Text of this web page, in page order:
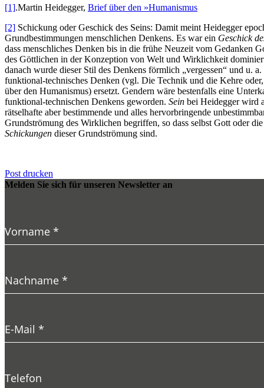
[1].Martin Heidegger, Brief über den »Humanismus
[2] Schickung oder Geschick des Seins: Damit meint Heidegger
Grundbestimmungen menschlichen Denkens. Es war ein Geschick
dass menschliches Denken bis in die frühe Neuzeit vom Gedanken
des Göttlichen in der Konzeption von Welt und Wirklichkeit
danach wurde dieser Stil des Denkens förmlich „vergessen“ und u.
funktional-technisches Denken (vgl. Die Technik und die Kehre
über den Humanismus) ersetzt. Gendern wäre bestenfalls eine
funktional-technischen Denkens geworden. Sein bei Heidegger wird
rätselhafte aber bestimmende und alles hervorbringende
Grundströmung des Wirklichen begriffen, so dass selbst Gott oder
Schickungen dieser Grundströmung sind.
Post drucken
Melden Sie sich für unseren Newsletter an
Vorname *
Nachname *
E-Mail *
Telefon